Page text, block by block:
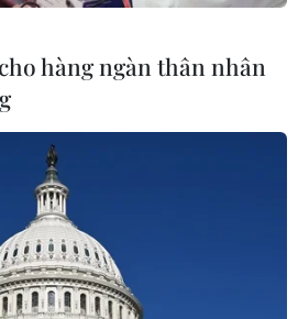
Nga của
Âu chịu tác
“phép thử” an
hoảng
hàng ngàn thân nhân